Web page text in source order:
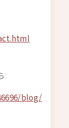
blog/